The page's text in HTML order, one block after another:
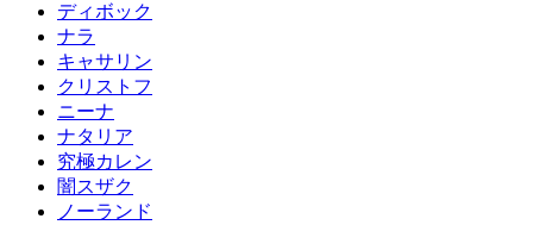
ディボック
ナラ
キャサリン
クリストフ
ニーナ
ナタリア
究極カレン
闇スザク
ノーランド